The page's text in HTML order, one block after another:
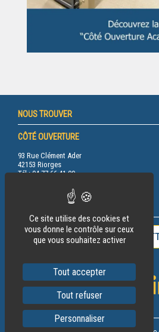
NOUS TROUVER
RESTEZ INFORMÉ
FACEBOOK
CÔTÉ OUVERTURE
93 Rue Clément Ader
42153 Riorges
Tél.: 04 77 66 41 00
INSCRIPTION À LA
Ce site utilise des cookies et
vous donne le contrôle sur ceux
que vous souhaitez activer
Tout accepter
Tout refuser
Personnaliser